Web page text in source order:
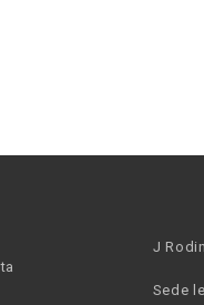
J
Sede